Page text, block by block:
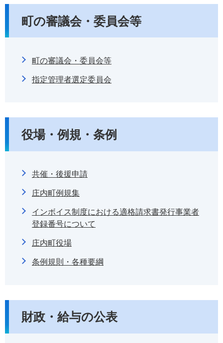
町の審議会・委員会等
町の審議会・委員会等
指定管理者選定委員会
役場・例規・条例
共催・後援申請
庄内町例規集
インボイス制度における適格請求書発行事業者
登録番号について
庄内町役場
条例規則・各種要綱
財政・給与の公表